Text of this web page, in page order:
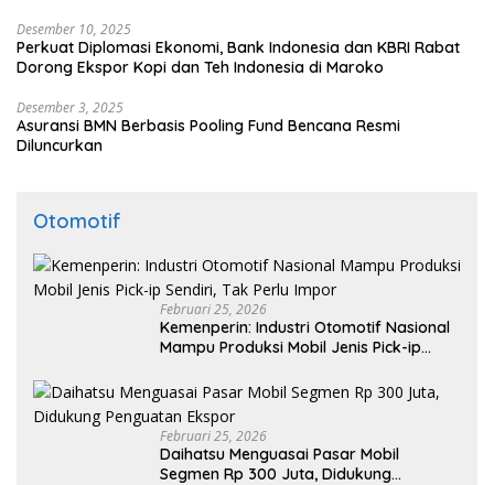
Desember 10, 2025
Perkuat Diplomasi Ekonomi, Bank Indonesia dan KBRI Rabat
Dorong Ekspor Kopi dan Teh Indonesia di Maroko
Desember 3, 2025
Asuransi BMN Berbasis Pooling Fund Bencana Resmi
Diluncurkan
Otomotif
Februari 25, 2026
Kemenperin: Industri Otomotif Nasional
Mampu Produksi Mobil Jenis Pick-ip
Februari 25, 2026
Daihatsu Menguasai Pasar Mobil
Segmen Rp 300 Juta, Didukung